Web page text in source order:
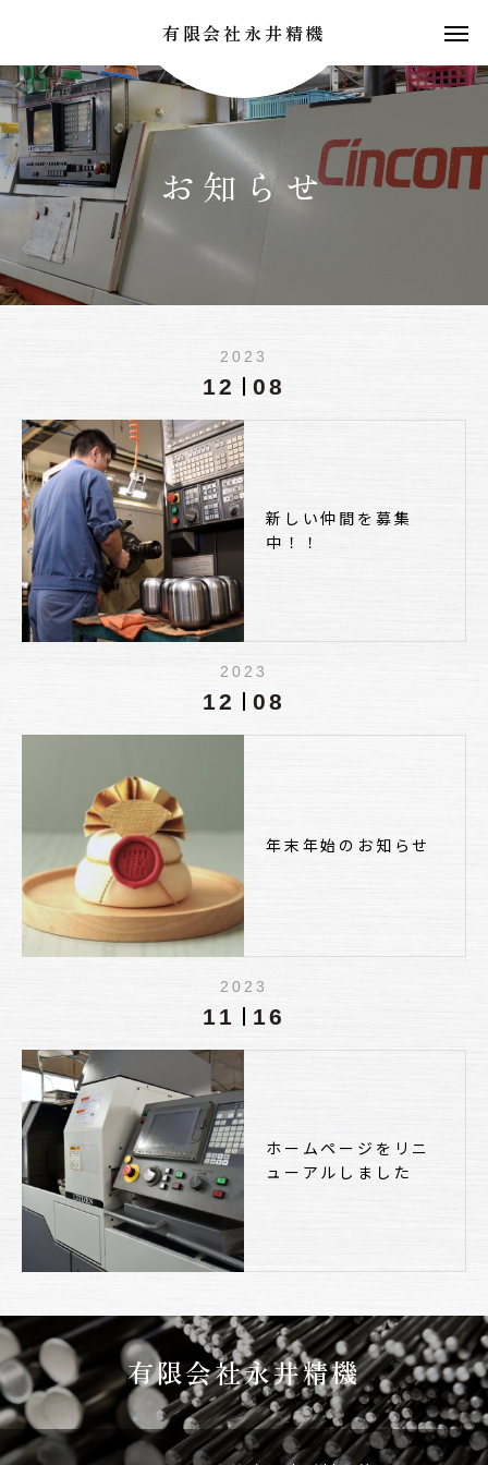
有限会社永井精機
お知らせ
2023
12 08
新しい仲間を募集
中！！
2023
12 08
年末年始のお知らせ
2023
11 16
ホームページをリニ
ューアルしました
有限会社永井精機